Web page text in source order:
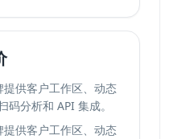
供客户工作区、动态
分析和 API 集成。
供客户工作区、动态